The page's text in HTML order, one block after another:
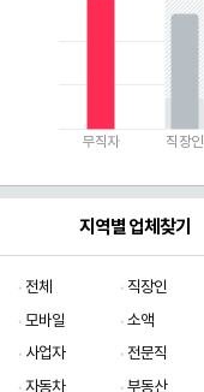
무직자 직장인
지역별 업체찾기
전체 직장인
모바일
소액
사업자
전문직
자동차
부동산